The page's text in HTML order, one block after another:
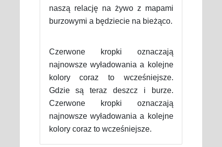
naszą relację na żywo z mapami
burzowymi a będziecie na bieżąco.
Czerwone kropki oznaczają
najnowsze wyładowania a kolejne
kolory coraz to wcześniejsze.
Gdzie są teraz deszcz i burze.
Czerwone kropki oznaczają
najnowsze wyładowania a kolejne
kolory coraz to wcześniejsze.